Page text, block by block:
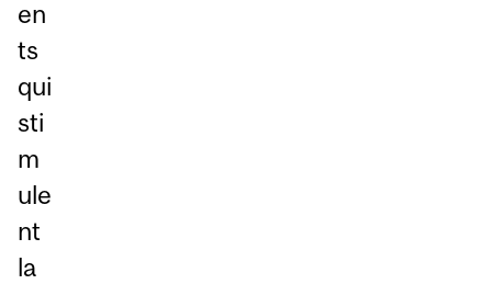
en
ts
qui
sti
m
ule
nt
la